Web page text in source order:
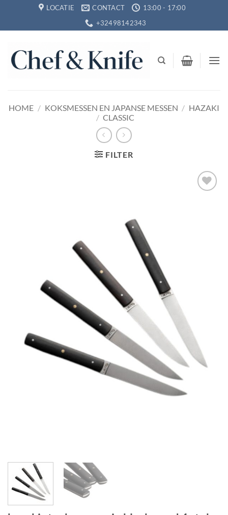
inhoud
LOCATIE CONTACT
13:00 - 17:00
+32498142343
HOME / KOKSMESSEN EN JAPANSE MESSEN / HAZAKI
/ CLASSIC
FILTER